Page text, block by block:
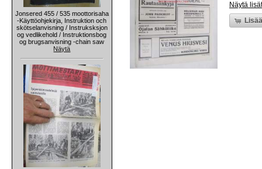
Jonsered 455 / 535 moottorisaha
-Käyttöohjekirja, Instruktion och
skötselanvisning / Instruksksjon
og vedlikehold / Instruktionsbog
og brugsanvisning -chain saw
Näytä
Näytä